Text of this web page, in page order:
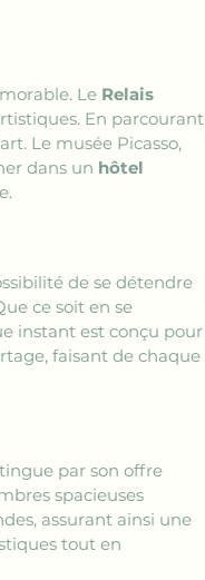
Le Relais
En parcourant
Le musée Picasso,
dans un hôtel
de se détendre
ce soit en se
instant est conçu pour
faisant de chaque
par son offre
spacieuses
assurant ainsi une
tout en